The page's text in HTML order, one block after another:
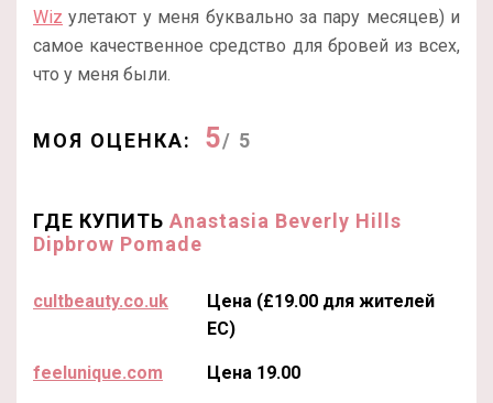
Wiz улетают у меня буквально за пару месяцев) и
самое качественное средство для бровей из всех,
что у меня были.
МОЯ ОЦЕНКА: 5/ 5
ГДЕ КУПИТЬ Anastasia Beverly Hills
Dipbrow Pomade
cultbeauty.co.uk
Цена (£19.00 для жителей
ЕС)
feelunique.com Цена 19.00